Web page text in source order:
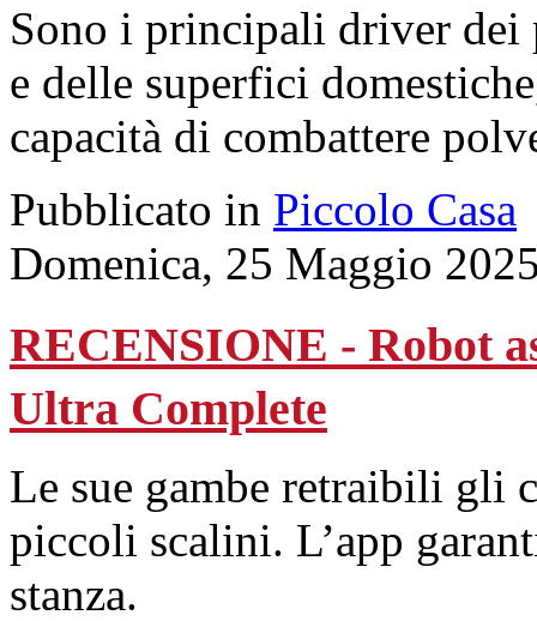
Sono i principali driver dei
e delle superfici
capacità di combattere
Pubblicato in Piccolo Casa
Domenica, 25 Maggio
RECENSIONE - Robot
Ultra Complete
Le sue gambe retraibili gli
piccoli scalini. L’app
stanza.